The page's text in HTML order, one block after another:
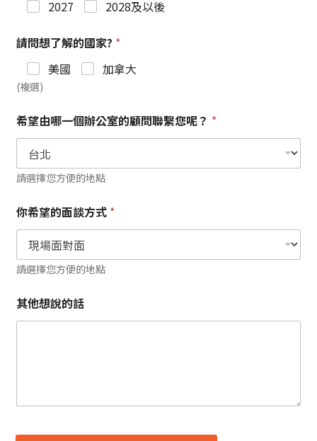
2027
2028及以後
請問想了解的國家? *
美國
加拿大
(複選)
希望由哪一個辦公室的顧問聯繫您呢？ *
請選擇您方便的地點
你希望的面談方式 *
請選擇您方便的地點
其他想說的話